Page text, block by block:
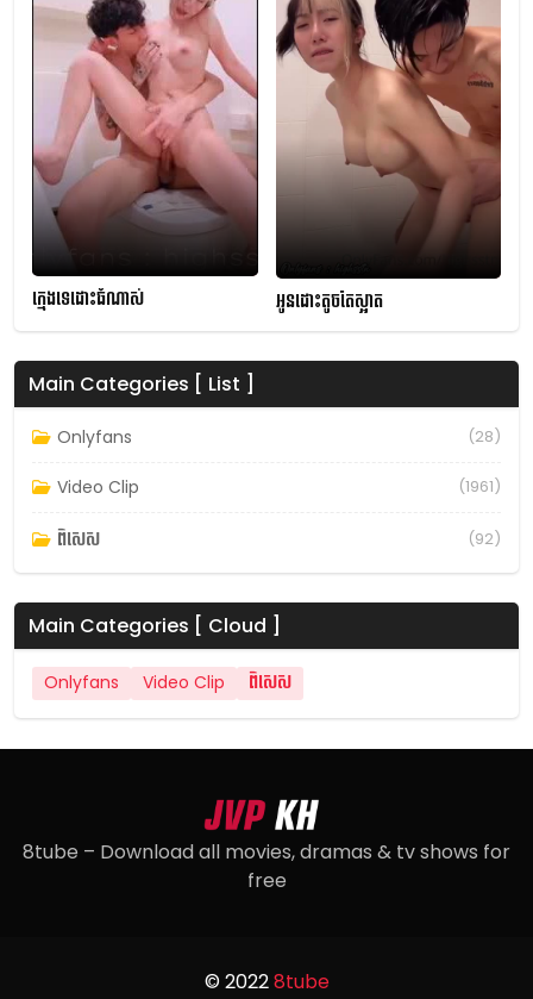
ក្មេងទេដោះធំណាស់ អូនដោះតូចតែស្អាត
Main Categories [ List ]
Onlyfans (28)
Video Clip (1961)
ពិសេស (92)
Main Categories [ Cloud ]
Onlyfans Video Clip ពិសេស
8tube – Download all movies, dramas & tv shows for
free
© 20228tube